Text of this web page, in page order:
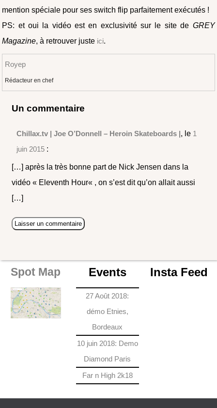
mention spéciale pour ses switch flip parfaitement exécutés !
PS: et oui la vidéo est en exclusivité sur le site de GREY
Magazine, à retrouver juste ici.
Royep
Rédacteur en chef
Un commentaire
Chillax.tv | Joe O’Donnell – Heroin Skateboards |, le 1
juin 2015 :
[…] après la très bonne part de Nick Jensen dans la
vidéo « Eleventh Hour« , on s’est dit qu’on allait aussi
[…]
Spot Map Events
27 Août 2018:
démo Etnies,
Bordeaux
10 juin 2018: Demo
Diamond Paris
Far n High 2k18
Insta Feed